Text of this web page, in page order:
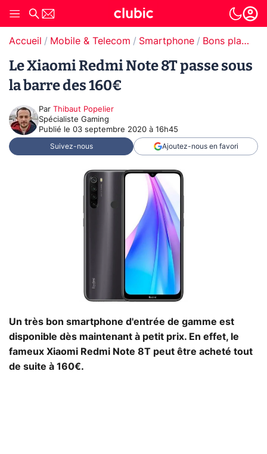
Accueil Mobile & Telecom Smartphone Bons plans Smartphones
Le Xiaomi Redmi Note 8T passe sous
la barre des 160€
Par Thibaut Popelier
Spécialiste Gaming
Publié le 03 septembre 2020 à 16h45
Suivez-nous Ajoutez-nous en favori
Un très bon smartphone d'entrée de gamme est
disponible dès maintenant à petit prix. En effet, le
fameux Xiaomi Redmi Note 8T peut être acheté tout
de suite à 160€.